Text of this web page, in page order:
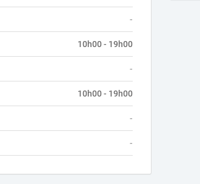
-
10h00 - 19h00
-
10h00 - 19h00
-
-